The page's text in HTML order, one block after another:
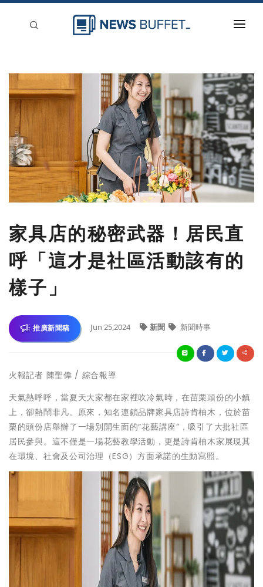
新聞稿分類
登入
家具店的秘密武器！居民直
呼「這才是社區活動該有的
樣子」
推廣新聞稿 Jun 25,2024 新聞 新聞時事
火報記者 陳聖偉 / 綜合報導
天氣熱呼呼，當夏天大家都在家裡吹冷氣時，在苗栗頭份的小鎮
上，卻熱鬧非凡。原來，知名連鎖品牌家具店詩肯柚木，位於苗
栗的頭份店舉辦了一場別開生面的“花藝講座”，吸引了大批社區
居民參與。這不僅是一場花藝教學活動，更是詩肯柚木家展現其
在環境、社會及公司治理（ESG）方面承諾的生動寫照。